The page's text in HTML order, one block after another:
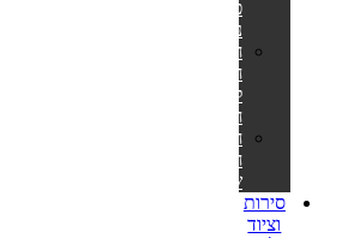
פילטר
נייר
חלקי
חילוף
למשאבות
חול
חלקי
חילוף
שונים
סירות
וציוד